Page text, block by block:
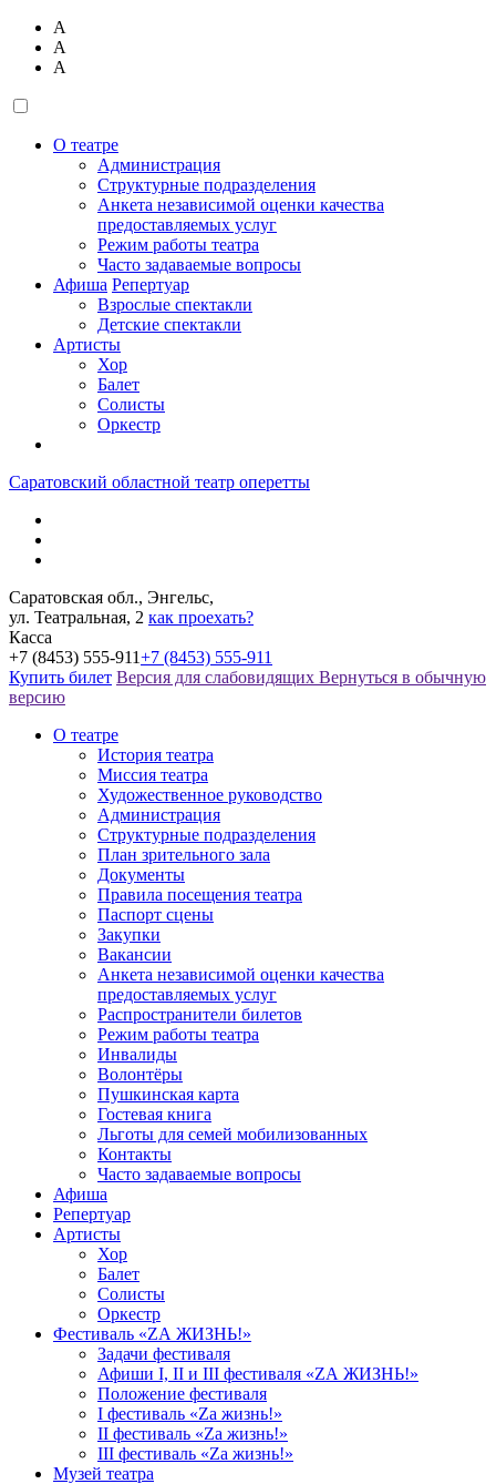
А
А
А
О театре
Администрация
Структурные подразделения
Анкета независимой оценки качества
предоставляемых услуг
Режим работы театра
Часто задаваемые вопросы
Афиша Репертуар
Взрослые спектакли
Детские спектакли
Артисты
Хор
Балет
Солисты
Оркестр
Саратовский областной театр оперетты
Саратовская обл., Энгельс,
ул. Театральная, 2 как проехать?
Касса
+7 (8453) 555-911+7 (8453) 555-911
Купить билет Версия для слабовидящих Вернуться в обычную
версию
О театре
История театра
Миссия театра
Художественное руководство
Администрация
Структурные подразделения
План зрительного зала
Документы
Правила посещения театра
Паспорт сцены
Закупки
Вакансии
Анкета независимой оценки качества
предоставляемых услуг
Распространители билетов
Режим работы театра
Инвалиды
Волонтёры
Пушкинская карта
Гостевая книга
Льготы для семей мобилизованных
Контакты
Часто задаваемые вопросы
Афиша
Репертуар
Артисты
Хор
Балет
Солисты
Оркестр
Фестиваль «ZА ЖИЗНЬ!»
Задачи фестиваля
Афиши I, II и III фестиваля «ZА ЖИЗНЬ!»
Положение фестиваля
I фестиваль «Zа жизнь!»
II фестиваль «Zа жизнь!»
III фестиваль «Zа жизнь!»
Музей театра